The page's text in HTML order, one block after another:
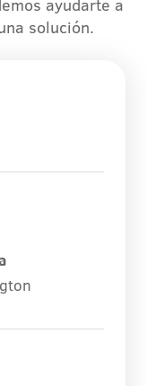
ayudarte a
solución.